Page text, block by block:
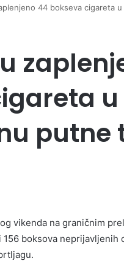
44 bokseva cigareta
putne
vikenda na graničnim
boksova